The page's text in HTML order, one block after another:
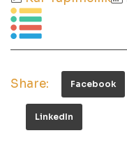
Share: Facebook
LinkedIn